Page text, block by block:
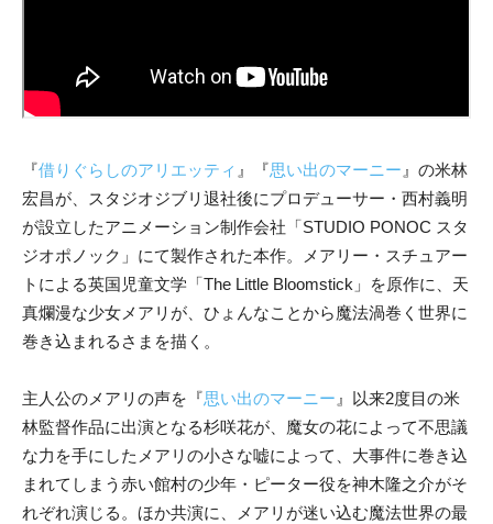
『借りぐらしのアリエッティ 』『思い出のマーニー 』の米林
宏昌が、スタジオジブリ退社後にプロデューサー・西村義明
が設立したアニメーション制作会社「STUDIO PONOC スタ
ジオポノック」にて製作された本作。メアリー・スチュアー
トによる英国児童文学「The Little Bloomstick」を原作に、天
真爛漫な少女メアリが、ひょんなことから魔法渦巻く世界に
巻き込まれるさまを描く。
主人公のメアリの声を『思い出のマーニー 』以来2度目の米
林監督作品に出演となる杉咲花が、魔女の花によって不思議
な力を手にしたメアリの小さな嘘によって、大事件に巻き込
まれてしまう赤い館村の少年・ピーター役を神木隆之介がそ
れぞれ演じる。ほか共演に、メアリが迷い込む魔法世界の最